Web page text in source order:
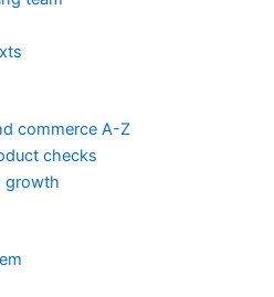
commerce A-Z
checks
growth